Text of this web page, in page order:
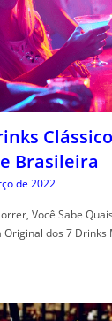
Brasileira
de 2022
Você Sabe
Original dos 7 Drinks